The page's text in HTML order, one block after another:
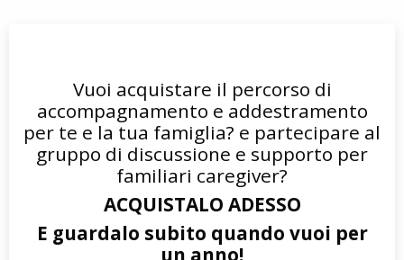
Vuoi acquistare il percorso di
accompagnamento e addestramento
per te e la tua famiglia? e partecipare al
gruppo di discussione e supporto per
familiari caregiver?
ACQUISTALO ADESSO
E guardalo subito quando vuoi per
un anno!